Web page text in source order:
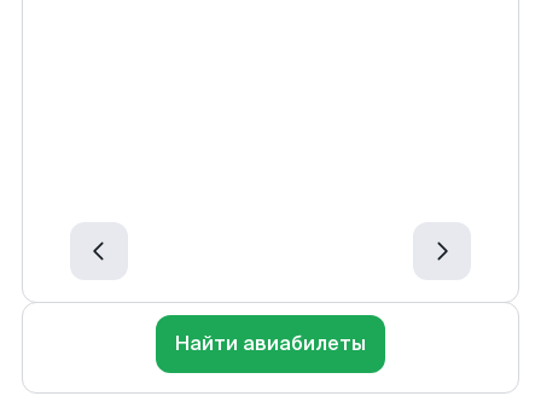
Найти авиабилеты